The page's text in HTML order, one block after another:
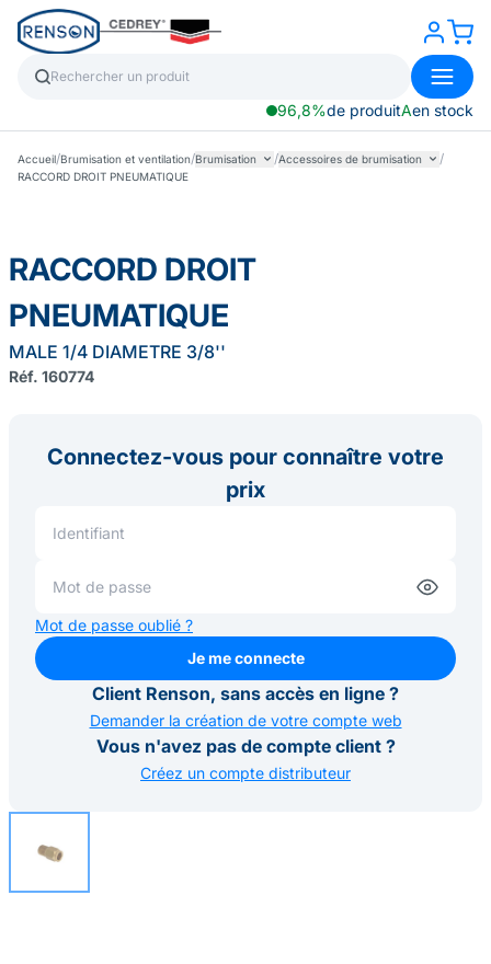
96,8%de produitAen stock
Accueil/Brumisation et ventilation/Brumisation /Accessoires de brumisation /
RACCORD DROIT PNEUMATIQUE
RACCORD DROIT
PNEUMATIQUE
MALE 1/4 DIAMETRE 3/8''
Réf. 160774
Connectez-vous pour connaître votre
prix
Mot de passe oublié ?
Je me connecte
Je me connecte
Client Renson, sans accès en ligne ?
Demander la création de votre compte web
Vous n'avez pas de compte client ?
Créez un compte distributeur